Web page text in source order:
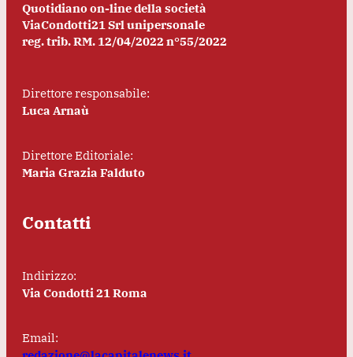
Quotidiano on-line della società
ViaCondotti21 Srl unipersonale
reg. trib. RM. 12/04/2022 n°55/2022
Direttore responsabile:
Luca Arnaù
Direttore Editoriale:
Maria Grazia Falduto
Contatti
Indirizzo:
Via Condotti 21 Roma
Email: